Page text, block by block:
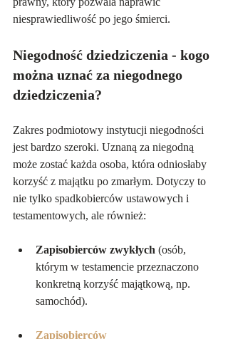
niesprawiedliwość po jego śmierci.
Niegodność dziedziczenia - kogo
można uznać za niegodnego
dziedziczenia?
Zakres podmiotowy instytucji niegodności
jest bardzo szeroki. Uznaną za niegodną
może zostać każda osoba, która odniosłaby
korzyść z majątku po zmarłym. Dotyczy to
nie tylko spadkobierców ustawowych i
testamentowych, ale również:
Zapisobierców zwykłych (osób,
którym w testamencie przeznaczono
konkretną korzyść majątkową, np.
samochód).
Zapisobierców